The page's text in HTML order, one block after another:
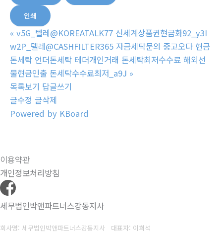
인쇄
« v5G_텔레@KOREATALK77 신세계상품권현금화92_y3I
w2P_텔레@CASHFILTER365 자금세탁문의 중고오다 현금
돈세탁 언더돈세탁 테더개인거래 돈세탁최저수수료 해외선
물현금인출 돈세탁수수료최저_a9J »
목록보기 답글쓰기
글수정 글삭제
Powered by KBoard
이용약관
개인정보처리방침
세무법인박앤파트너스강동지사
회사명: 세무법인박앤파트너스강동지사 대표자: 이희석